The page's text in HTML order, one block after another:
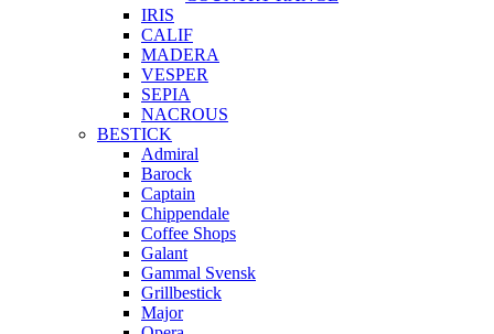
IRIS
CALIF
MADERA
VESPER
SEPIA
NACROUS
BESTICK
Admiral
Barock
Captain
Chippendale
Coffee Shops
Galant
Gammal Svensk
Grillbestick
Major